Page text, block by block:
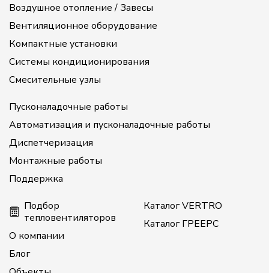
Воздушное отопление / Завесы
Вентиляционное оборудование
Компактные установки
Системы кондиционирования
Смесительные узлы
Пусконаладочные работы
Автоматизация и пусконаладочные работы
Диспетчеризация
Монтажные работы
Поддержка
Подбор
тепловентиляторов
О компании
Блог
Каталог VERTRO
Каталог ГРЕЕРС